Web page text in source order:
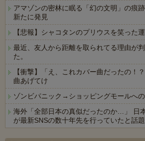
アマゾンの密林に眠る「幻の文明」の痕
新たに発見
【悲報】シャコタンのプリウスを笑っ
最近、友人から距離を取られてる理由が
た。
【衝撃】「え、これカバー曲だったの！
曲あげてけ
ゾンビパニック→ショッピングモールへ
海外「全部日本の真似だったのか…」 日
が最新SNSの数十年先を行っていたと話